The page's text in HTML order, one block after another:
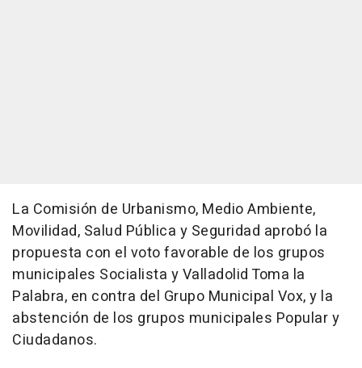
La Comisión de Urbanismo, Medio Ambiente,
Movilidad, Salud Pública y Seguridad aprobó la
propuesta con el voto favorable de los grupos
municipales Socialista y Valladolid Toma la
Palabra, en contra del Grupo Municipal Vox, y la
abstención de los grupos municipales Popular y
Ciudadanos.